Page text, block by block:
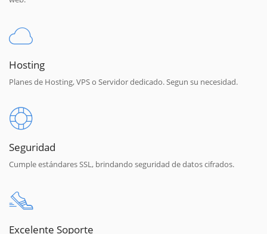
Hosting
Planes de Hosting, VPS o Servidor dedicado. Segun su necesidad.
Seguridad
Cumple estándares SSL, brindando seguridad de datos cifrados.
Excelente Soporte